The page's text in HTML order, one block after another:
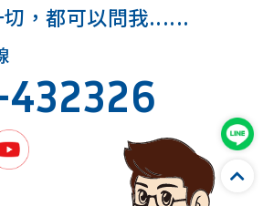
，都可以問我......